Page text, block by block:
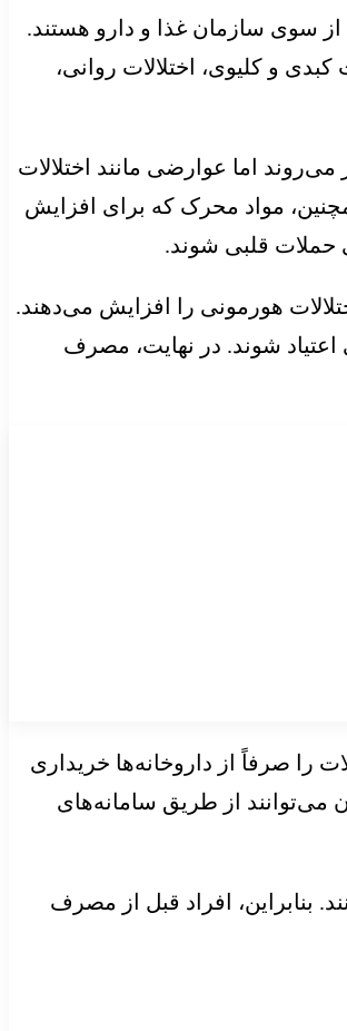
از سوی سازمان غذا و دارو هستند.
و کلیوی، اختلالات روانی،
اما عوارضی مانند اختلالات
مواد محرک که برای افزایش
حملات قلبی شوند.
هورمونی را افزایش می‌دهند.
اعتیاد شوند. در نهایت، مصرف
صرفاً از داروخانه‌ها خریداری
می‌توانند از طریق سامانه‌های
بنابراین، افراد قبل از مصرف